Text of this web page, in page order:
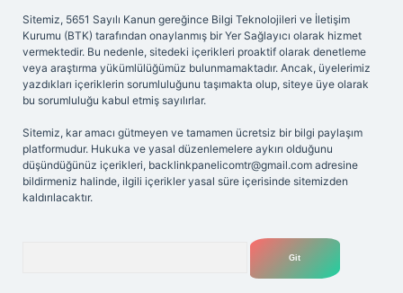
Sitemiz, 5651 Sayılı Kanun gereğince Bilgi Teknolojileri ve İletişim
Kurumu (BTK) tarafından onaylanmış bir Yer Sağlayıcı olarak hizmet
vermektedir. Bu nedenle, sitedeki içerikleri proaktif olarak denetleme
veya araştırma yükümlülüğümüz bulunmamaktadır. Ancak, üyelerimiz
yazdıkları içeriklerin sorumluluğunu taşımakta olup, siteye üye olarak
bu sorumluluğu kabul etmiş sayılırlar.
Sitemiz, kar amacı gütmeyen ve tamamen ücretsiz bir bilgi paylaşım
platformudur. Hukuka ve yasal düzenlemelere aykırı olduğunu
düşündüğünüz içerikleri, backlinkpanelicomtr@gmail.com adresine
bildirmeniz halinde, ilgili içerikler yasal süre içerisinde sitemizden
kaldırılacaktır.